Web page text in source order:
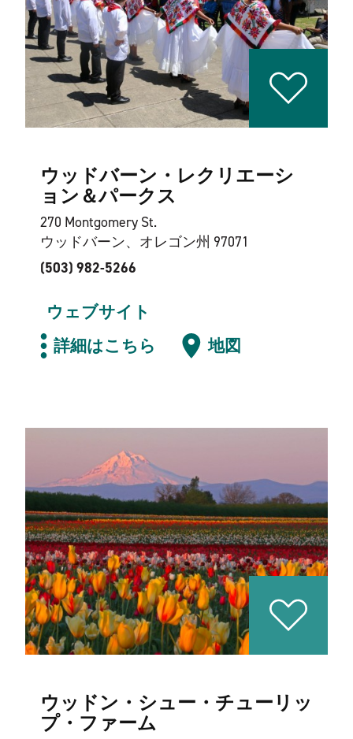
ウッドバーン・レクリエーシ
ョン＆パークス
270 Montgomery St.
ウッドバーン、オレゴン州 97071
(503) 982-5266
ウェブサイト
詳細はこちら
地図
ウッドン・シュー・チューリッ
プ・ファーム